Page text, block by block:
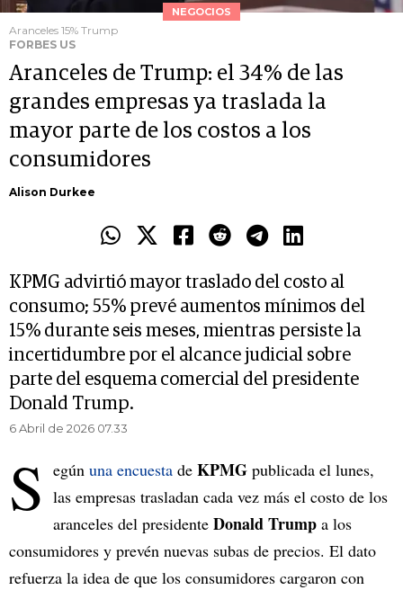
NEGOCIOS
Aranceles 15% Trump
FORBES US
Aranceles de Trump: el 34% de las
grandes empresas ya traslada la
mayor parte de los costos a los
consumidores
Alison Durkee
KPMG advirtió mayor traslado del costo al
consumo; 55% prevé aumentos mínimos del
15% durante seis meses, mientras persiste la
incertidumbre por el alcance judicial sobre
parte del esquema comercial del presidente
Donald Trump.
6 Abril de 2026 07.33
S egún una encuesta de KPMG publicada el lunes,
las empresas trasladan cada vez más el costo de los
aranceles del presidente Donald Trump a los
consumidores y prevén nuevas subas de precios. El dato
refuerza la idea de que los consumidores cargaron con